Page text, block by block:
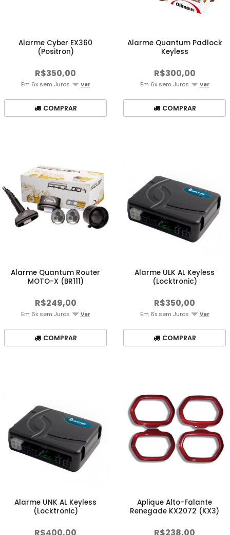
Alarme Cyber EX360
(Positron)
R$350,00
Em 6x sem Juros Ver
COMPRAR
Alarme Quantum Padlock
Keyless
R$300,00
Em 6x sem Juros Ver
COMPRAR
Alarme Quantum Router
MOTO-X (BR111)
R$249,00
Em 6x sem Juros Ver
COMPRAR
Alarme ULK AL Keyless
(Locktronic)
R$350,00
Em 6x sem Juros Ver
COMPRAR
Alarme UNK AL Keyless
(Locktronic)
Aplique Alto-Falante
Renegade KX2072 (KX3)